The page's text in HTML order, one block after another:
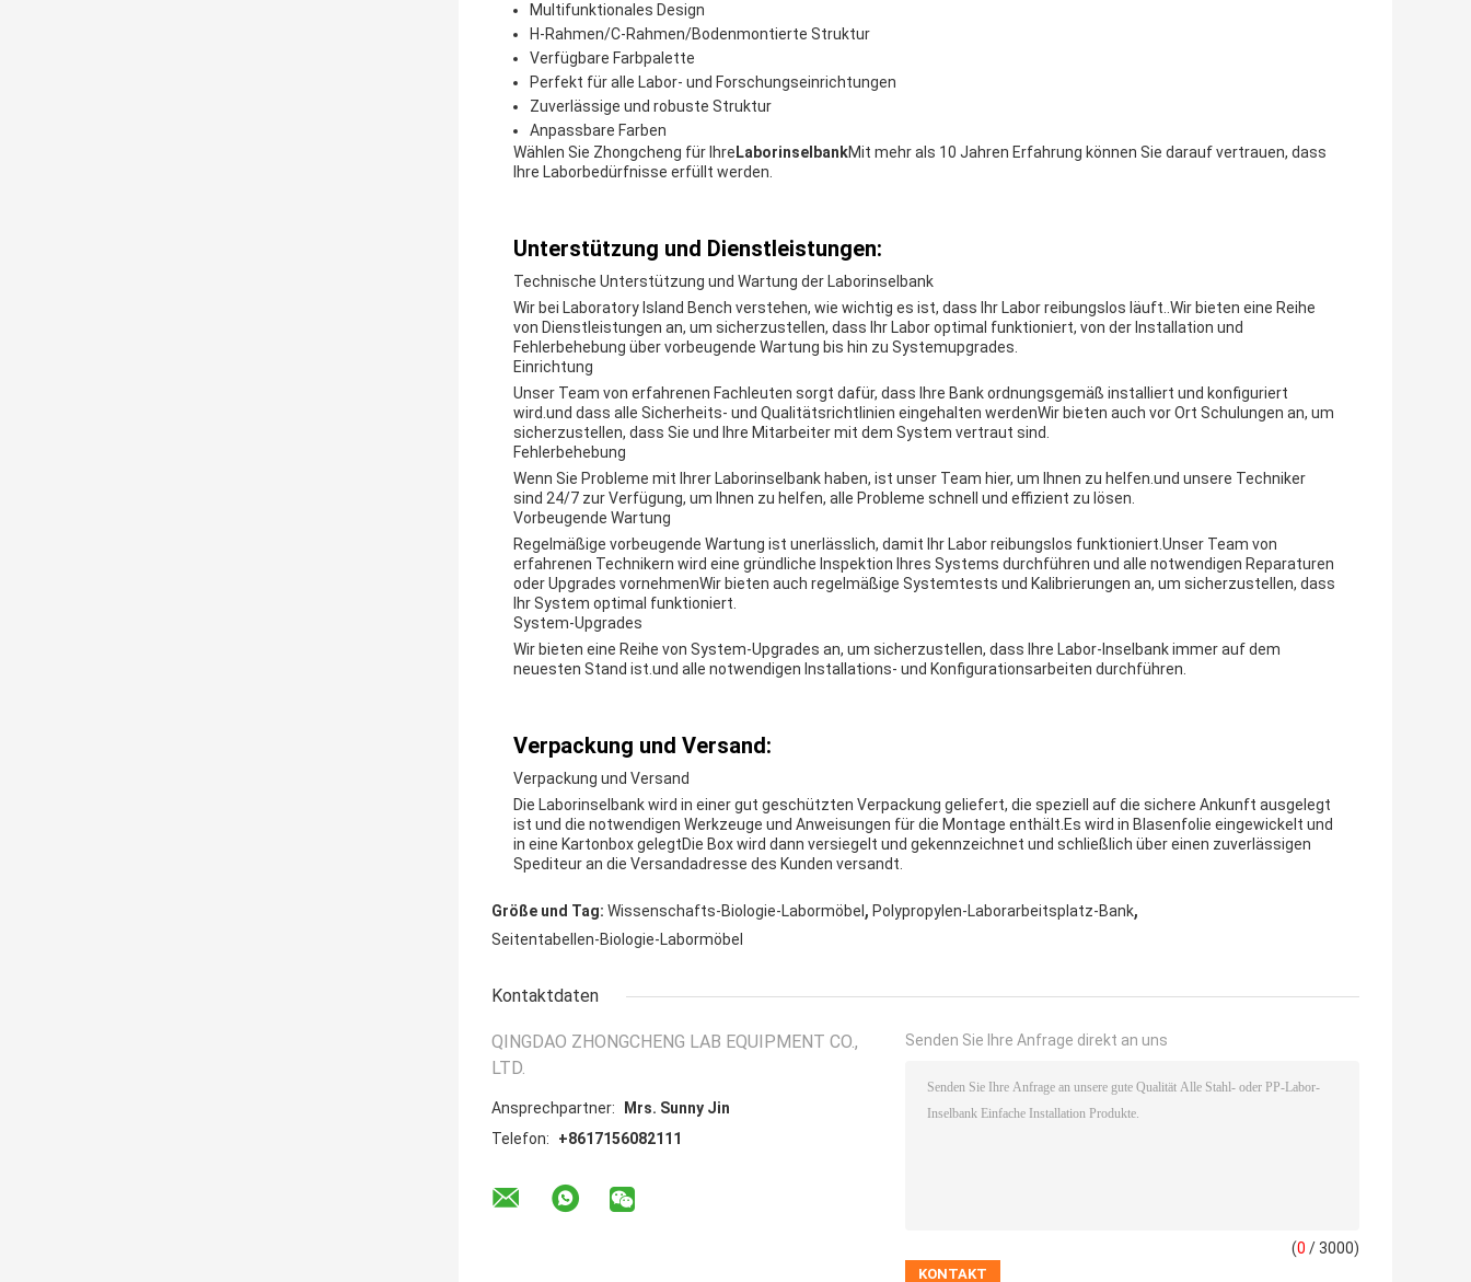
Multifunktionales Design
H-Rahmen/C-Rahmen/Bodenmontierte Struktur
Verfügbare Farbpalette
Perfekt für alle Labor- und Forschungseinrichtungen
Zuverlässige und robuste Struktur
Anpassbare Farben
Wählen Sie Zhongcheng für Ihre LaborinselbankMit mehr als 10 Jahren Erfahrung können Sie darauf vertrauen, dass
Ihre Laborbedürfnisse erfüllt werden.
Unterstützung und Dienstleistungen:
Technische Unterstützung und Wartung der Laborinselbank
Wir bei Laboratory Island Bench verstehen, wie wichtig es ist, dass Ihr Labor reibungslos läuft..Wir bieten eine Reihe
von Dienstleistungen an, um sicherzustellen, dass Ihr Labor optimal funktioniert, von der Installation und
Fehlerbehebung über vorbeugende Wartung bis hin zu Systemupgrades.
Einrichtung
Unser Team von erfahrenen Fachleuten sorgt dafür, dass Ihre Bank ordnungsgemäß installiert und konfiguriert
wird.und dass alle Sicherheits- und Qualitätsrichtlinien eingehalten werdenWir bieten auch vor Ort Schulungen an, um
sicherzustellen, dass Sie und Ihre Mitarbeiter mit dem System vertraut sind.
Fehlerbehebung
Wenn Sie Probleme mit Ihrer Laborinselbank haben, ist unser Team hier, um Ihnen zu helfen.und unsere Techniker
sind 24/7 zur Verfügung, um Ihnen zu helfen, alle Probleme schnell und effizient zu lösen.
Vorbeugende Wartung
Regelmäßige vorbeugende Wartung ist unerlässlich, damit Ihr Labor reibungslos funktioniert.Unser Team von
erfahrenen Technikern wird eine gründliche Inspektion Ihres Systems durchführen und alle notwendigen Reparaturen
oder Upgrades vornehmenWir bieten auch regelmäßige Systemtests und Kalibrierungen an, um sicherzustellen, dass
Ihr System optimal funktioniert.
System-Upgrades
Wir bieten eine Reihe von System-Upgrades an, um sicherzustellen, dass Ihre Labor-Inselbank immer auf dem
neuesten Stand ist.und alle notwendigen Installations- und Konfigurationsarbeiten durchführen.
Verpackung und Versand:
Verpackung und Versand
Die Laborinselbank wird in einer gut geschützten Verpackung geliefert, die speziell auf die sichere Ankunft ausgelegt
ist und die notwendigen Werkzeuge und Anweisungen für die Montage enthält.Es wird in Blasenfolie eingewickelt und
in eine Kartonbox gelegtDie Box wird dann versiegelt und gekennzeichnet und schließlich über einen zuverlässigen
Spediteur an die Versandadresse des Kunden versandt.
Größe und Tag: Wissenschafts-Biologie-Labormöbel , Polypropylen-Laborarbeitsplatz-Bank,
Seitentabellen-Biologie-Labormöbel
Kontaktdaten
QINGDAO ZHONGCHENG LAB EQUIPMENT CO.,
LTD.
Ansprechpartner:
Mrs. Sunny Jin
Telefon:
+8617156082111
Senden Sie Ihre Anfrage direkt an uns
(0 / 3000)